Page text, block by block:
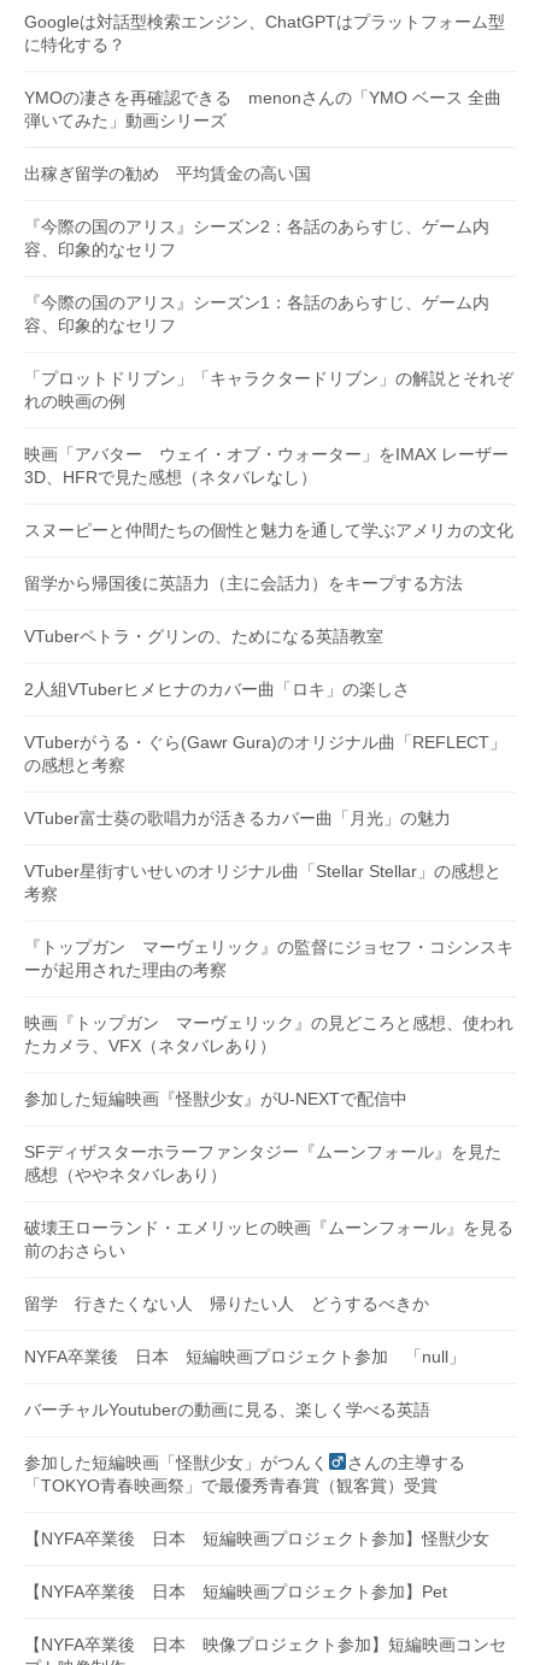
Googleは対話型検索エンジン、ChatGPTはプラットフォーム型
に特化する？
YMOの凄さを再確認できる menonさんの「YMO ベース 全曲
弾いてみた」動画シリーズ
出稼ぎ留学の勧め 平均賃金の高い国
『今際の国のアリス』シーズン2：各話のあらすじ、ゲーム内
容、印象的なセリフ
『今際の国のアリス』シーズン1：各話のあらすじ、ゲーム内
容、印象的なセリフ
「プロットドリブン」「キャラクタードリブン」の解説とそれぞ
れの映画の例
映画「アバター ウェイ・オブ・ウォーター」をIMAX レーザー
3D、HFRで見た感想（ネタバレなし）
スヌーピーと仲間たちの個性と魅力を通して学ぶアメリカの文化
留学から帰国後に英語力（主に会話力）をキープする方法
VTuberペトラ・グリンの、ためになる英語教室
2人組VTuberヒメヒナのカバー曲「ロキ」の楽しさ
VTuberがうる・ぐら(Gawr Gura)のオリジナル曲「REFLECT」
の感想と考察
VTuber富士葵の歌唱力が活きるカバー曲「月光」の魅力
VTuber星街すいせいのオリジナル曲「Stellar Stellar」の感想と
考察
『トップガン マーヴェリック』の監督にジョセフ・コシンスキ
ーが起用された理由の考察
映画『トップガン マーヴェリック』の見どころと感想、使われ
たカメラ、VFX（ネタバレあり）
参加した短編映画『怪獣少女』がU-NEXTで配信中
SFディザスターホラーファンタジー『ムーンフォール』を見た
感想（ややネタバレあり）
破壊王ローランド・エメリッヒの映画『ムーンフォール』を見る
前のおさらい
留学 行きたくない人 帰りたい人 どうするべきか
NYFA卒業後 日本 短編映画プロジェクト参加 「null」
バーチャルYoutuberの動画に見る、楽しく学べる英語
参加した短編映画「怪獣少女」がつんく
さんの主導する
「TOKYO青春映画祭」で最優秀青春賞（観客賞）受賞
【NYFA卒業後 日本 短編映画プロジェクト参加】怪獣少女
【NYFA卒業後 日本 短編映画プロジェクト参加】Pet
【NYFA卒業後 日本 映像プロジェクト参加】短編映画コンセ